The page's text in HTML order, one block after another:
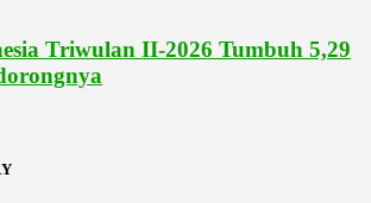
Triwulan II-2026 Tumbuh 5,29